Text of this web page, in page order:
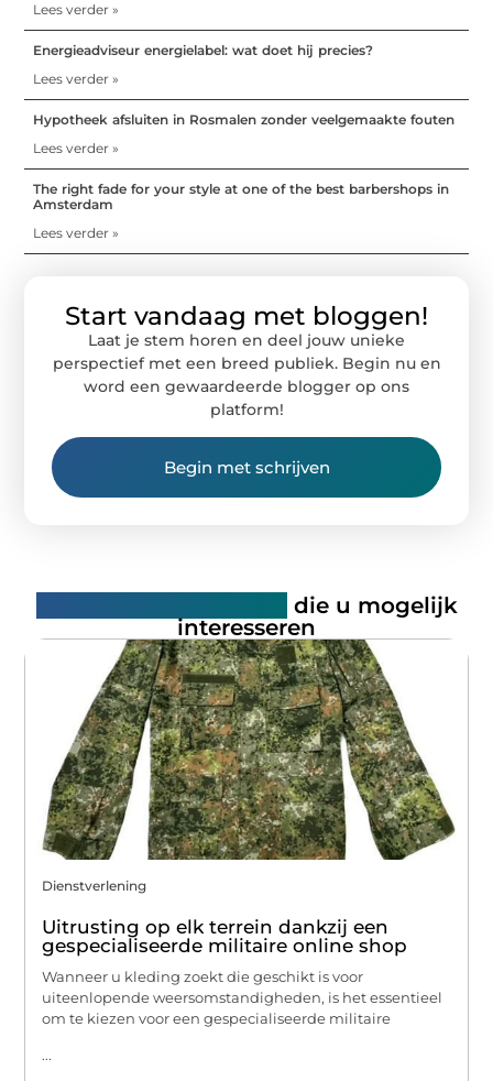
Lees verder »
Energieadviseur energielabel: wat doet hij precies?
Lees verder »
Hypotheek afsluiten in Rosmalen zonder veelgemaakte fouten
Lees verder »
The right fade for your style at one of the best barbershops in
Amsterdam
Lees verder »
Start vandaag met bloggen!
Laat je stem horen en deel jouw unieke
perspectief met een breed publiek. Begin nu en
word een gewaardeerde blogger op ons
platform!
Begin met schrijven
die u mogelijk
interesseren
Dienstverlening
Uitrusting op elk terrein dankzij een
gespecialiseerde militaire online shop
Wanneer u kleding zoekt die geschikt is voor
uiteenlopende weersomstandigheden, is het essentieel
om te kiezen voor een gespecialiseerde militaire
...